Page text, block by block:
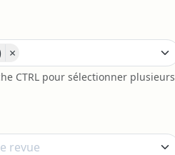
×
CTRL pour sélectionner plusieurs